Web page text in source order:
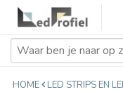
LED
HOME LED STRIPS EN